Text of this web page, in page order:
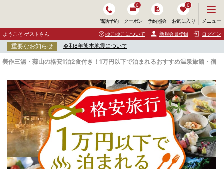
電話予約 クーポン
0
予約照会 お気に入り
0
ニ
ュ
ー
開
く
メニュー
ようこそ ゲストさん ゆこゆこについて 新規会員登録 ログイン
重要なお知らせ 令和8年熊本地震について
美作三湯・蒜山の格安1泊2食付き！1万円以下で泊まれるおすすめ温泉旅館・宿
津
山
・
美
作
三
湯
・
蒜